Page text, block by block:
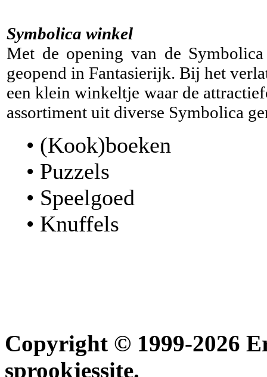
Symbolica winkel
Met de opening van de
geopend in Fantasierijk. Bij het
een klein winkeltje waar de
assortiment uit diverse Symbolica
• (Kook)boeken
• Puzzels
• Speelgoed
• Knuffels
Copyright © 1999-2026
sprookjessite.